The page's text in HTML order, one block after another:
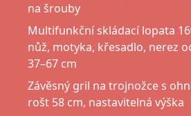
na šrouby
Multifunkční skládací lopata
nůž, motyka, křesadlo, nerez
37–67 cm
Závěsný gril na trojnožce s
rošt 58 cm, nastavitelná výška